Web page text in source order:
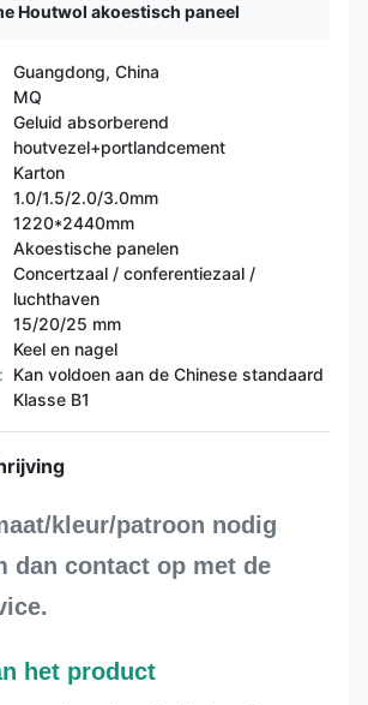
Houtwol akoestisch paneel
Guangdong, China
MQ
Geluid absorberend
houtvezel+portlandcement
Karton
1.0/1.5/2.0/3.0mm
1220*2440mm
Akoestische panelen
Concertzaal / conferentiezaal /
luchthaven
15/20/25 mm
Keel en nagel
Kan voldoen aan de Chinese standaard
Klasse B1
kleur/patroon nodig
dan contact op met de
het product